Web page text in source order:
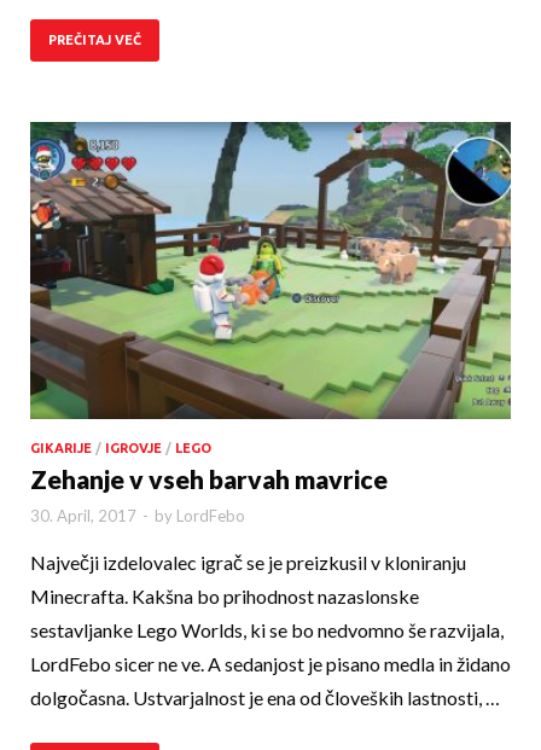
PREČITAJ VEČ
GIKARIJE / IGROVJE / LEGO
Zehanje v vseh barvah mavrice
30. April, 2017 - by LordFebo
Največji izdelovalec igrač se je preizkusil v kloniranju
Minecrafta. Kakšna bo prihodnost nazaslonske
sestavljanke Lego Worlds, ki se bo ne­dvomno še razvijala,
LordFebo sicer ne ve. A sedanjost je pisano medla in židano
dolgočasna. Ustvarjalnost je ena od človeških lastnosti, …